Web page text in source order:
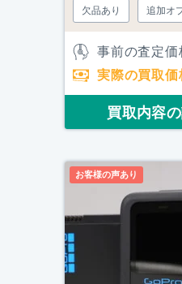
欠品あり 追加オ
事前の査定価
実際の買取価
買取内容
お客様の声あり